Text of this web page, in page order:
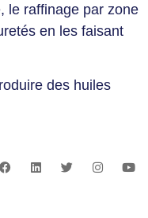
le raffinage par zone
en les faisant
des huiles